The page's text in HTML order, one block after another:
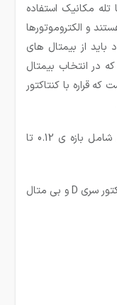
تله مکانیک استفاده
و الکتروموتورها
باید از بیمتال های
در انتخاب بیمتال
قراره با کنتاکتور
بیمتال های اشنایدر رنج وسیعی از جریان شامل بازه ی 0.12 تا
بی متال اشنایدر به دو دسته بی متال کنتاکتور سری D و بی متال